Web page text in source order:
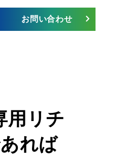
お問い合わせ
用リチ
れば